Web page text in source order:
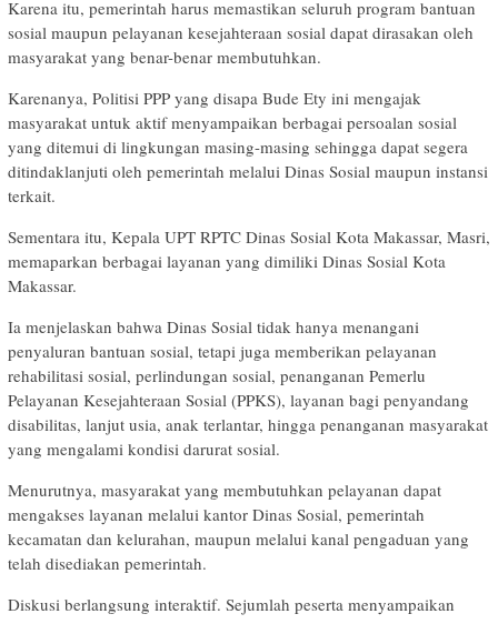
Karena itu, pemerintah harus memastikan seluruh program bantuan
sosial maupun pelayanan kesejahteraan sosial dapat dirasakan oleh
masyarakat yang benar-benar membutuhkan.
Karenanya, Politisi PPP yang disapa Bude Ety ini mengajak
masyarakat untuk aktif menyampaikan berbagai persoalan sosial
yang ditemui di lingkungan masing-masing sehingga dapat segera
ditindaklanjuti oleh pemerintah melalui Dinas Sosial maupun instansi
terkait.
Sementara itu, Kepala UPT RPTC Dinas Sosial Kota Makassar, Masri,
memaparkan berbagai layanan yang dimiliki Dinas Sosial Kota
Makassar.
Ia menjelaskan bahwa Dinas Sosial tidak hanya menangani
penyaluran bantuan sosial, tetapi juga memberikan pelayanan
rehabilitasi sosial, perlindungan sosial, penanganan Pemerlu
Pelayanan Kesejahteraan Sosial (PPKS), layanan bagi penyandang
disabilitas, lanjut usia, anak terlantar, hingga penanganan masyarakat
yang mengalami kondisi darurat sosial.
Menurutnya, masyarakat yang membutuhkan pelayanan dapat
mengakses layanan melalui kantor Dinas Sosial, pemerintah
kecamatan dan kelurahan, maupun melalui kanal pengaduan yang
telah disediakan pemerintah.
Diskusi berlangsung interaktif. Sejumlah peserta menyampaikan